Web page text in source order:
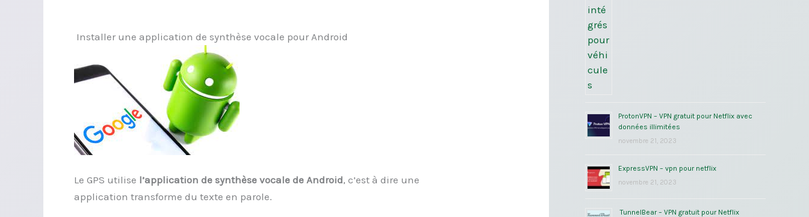
Installer une application de synthèse vocale pour Android
Le GPS utilise l’application de synthèse vocale de Android, c’est à dire une
application transforme du texte en parole.
ProtonVPN – VPN gratuit pour Netflix avec
données illimitées
novembre 21, 2023
ExpressVPN – vpn pour netflix
novembre 21, 2023
TunnelBear – VPN gratuit pour Netflix